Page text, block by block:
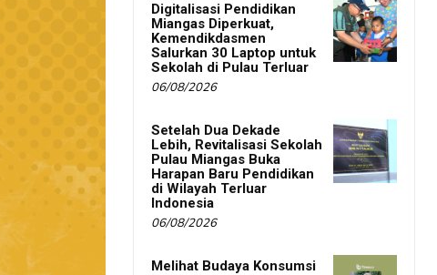
Digitalisasi Pendidikan
Miangas Diperkuat,
Kemendikdasmen
Salurkan 30 Laptop untuk
Sekolah di Pulau Terluar
06/08/2026
Setelah Dua Dekade
Lebih, Revitalisasi Sekolah
Pulau Miangas Buka
Harapan Baru Pendidikan
di Wilayah Terluar
Indonesia
06/08/2026
Melihat Budaya Konsumsi